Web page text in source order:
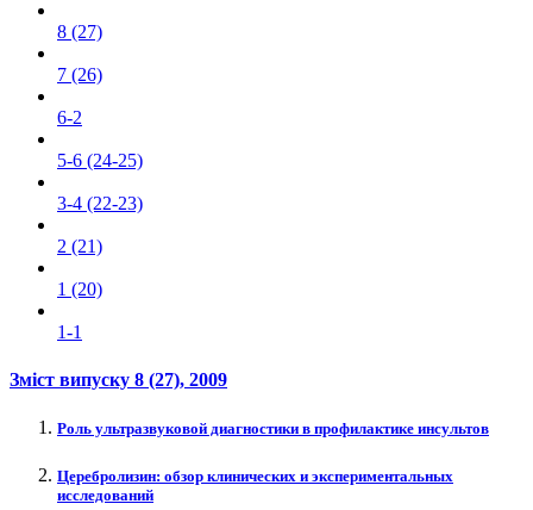
8 (27)
7 (26)
6-2
5-6 (24-25)
3-4 (22-23)
2 (21)
1 (20)
1-1
Зміст випуску 8 (27), 2009
Роль ультразвуковой диагностики в профилактике инсультов
Церебролизин: обзор клинических и экспериментальных
исследований